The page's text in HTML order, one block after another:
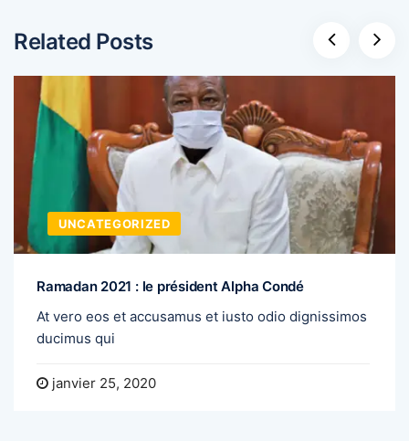
Related Posts
UNCATEGORIZED
Ramadan 2021 : le président Alpha Condé
At vero eos et accusamus et iusto odio dignissimos
ducimus qui
janvier 25, 2020